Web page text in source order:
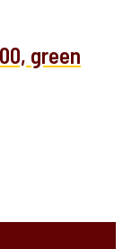
green